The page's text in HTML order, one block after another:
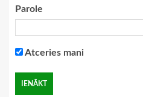
Parole
Atceries mani